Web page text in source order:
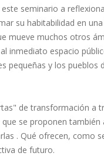
seminario a
su habitabilidad en
mueve muchos otros
inmediato espacio
pequeñas y los
de transformación a
se proponen
. Qué ofrecen, como
de futuro.